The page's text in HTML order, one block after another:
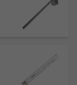
du jour,